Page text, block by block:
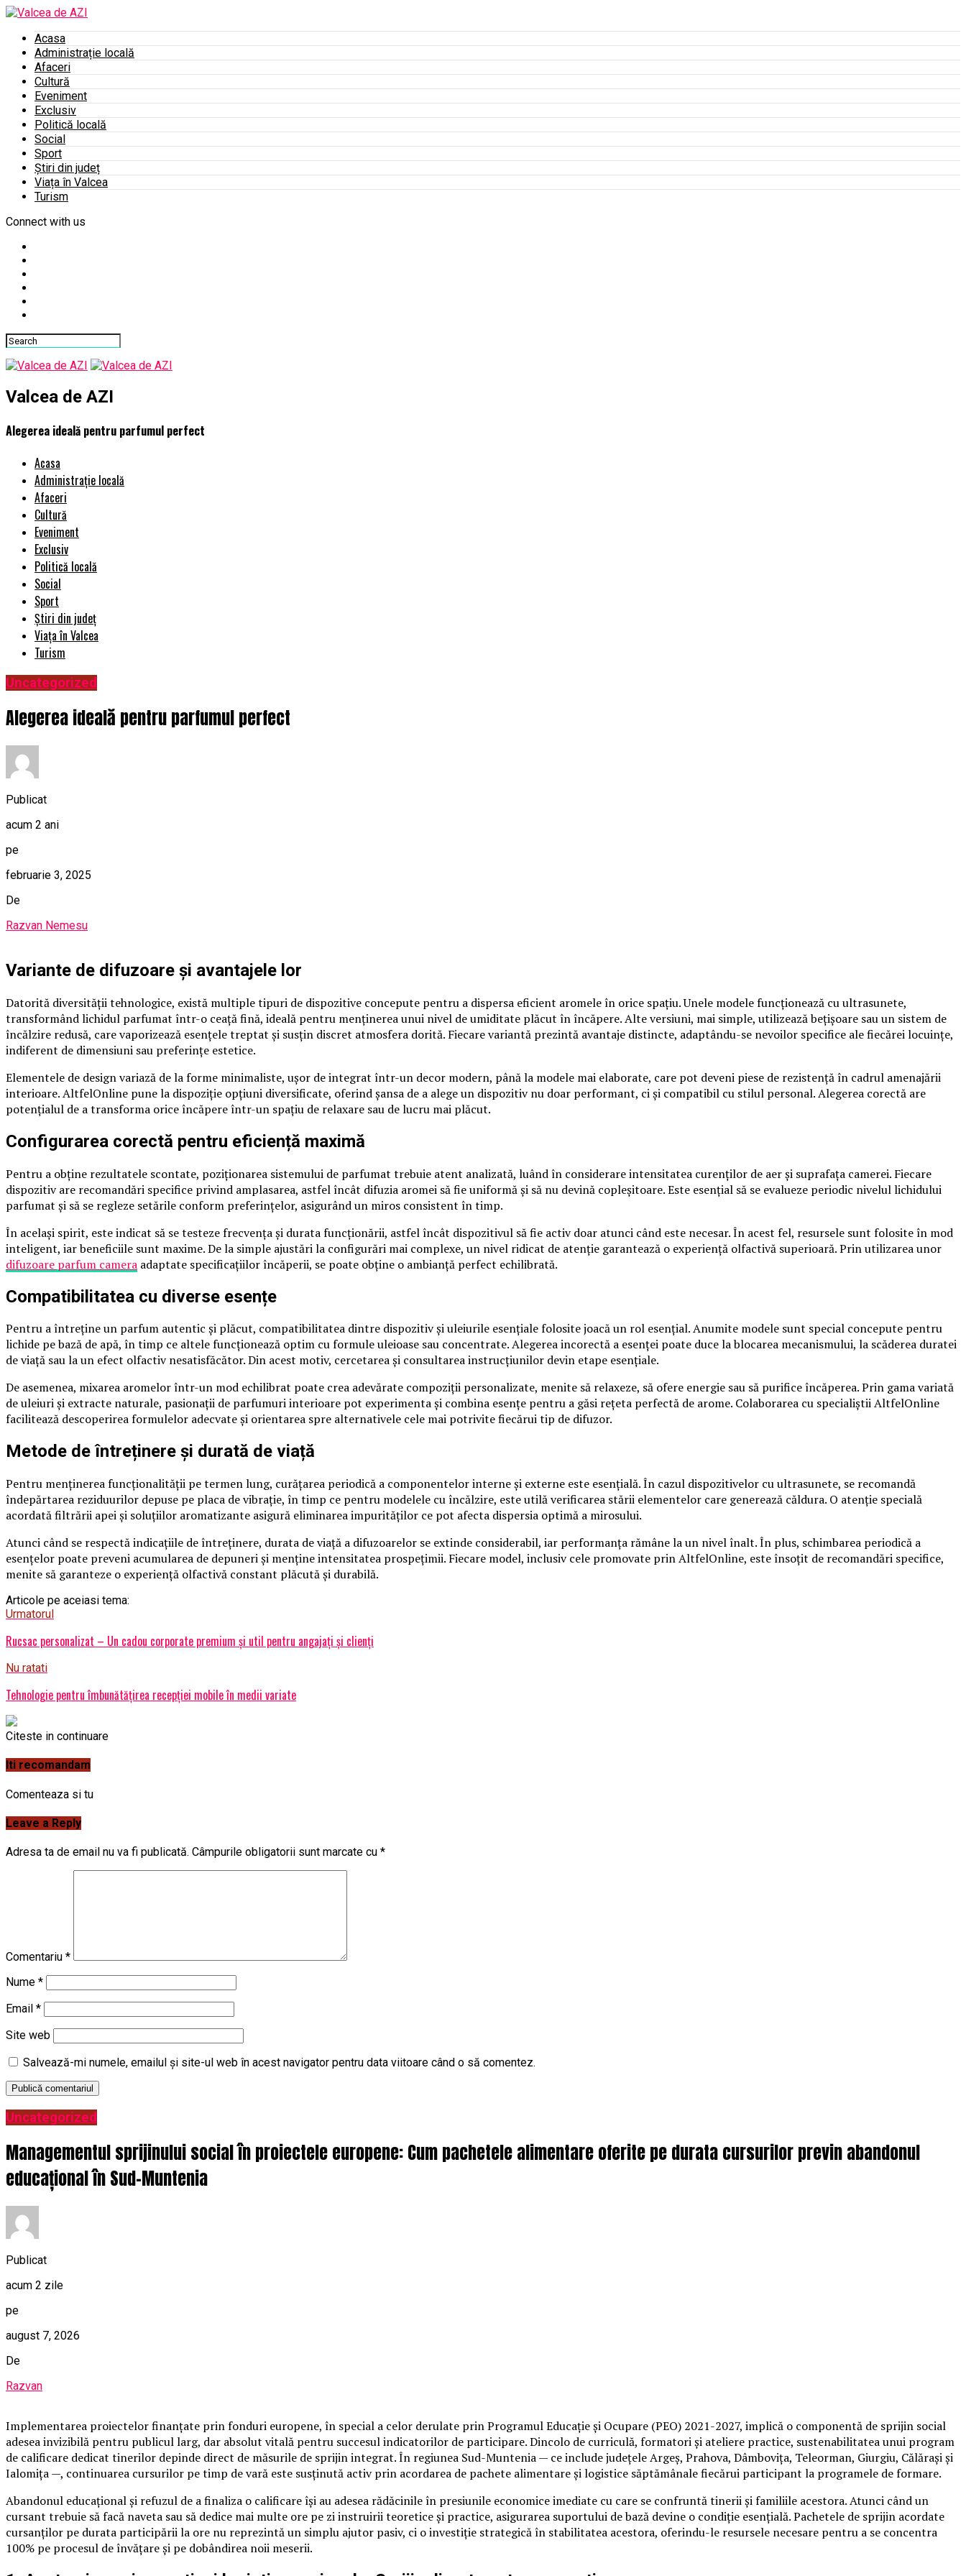
Acasa
Administrație locală
Afaceri
Cultură
Eveniment
Exclusiv
Politică locală
Social
Sport
Știri din județ
Viața în Valcea
Turism
Connect with us
Valcea de AZI
Alegerea ideală pentru parfumul perfect
Acasa
Administrație locală
Afaceri
Cultură
Eveniment
Exclusiv
Politică locală
Social
Sport
Știri din județ
Viața în Valcea
Turism
Uncategorized
Alegerea ideală pentru parfumul perfect
Publicat
acum 2 ani
pe
februarie 3, 2025
De
Razvan Nemesu
Variante de difuzoare și avantajele lor
Datorită diversității tehnologice, există multiple tipuri de dispozitive concepute pentru a dispersa eficient aromele în orice spațiu. Unele modele funcționează cu ultrasunete,
transformând lichidul parfumat într-o ceață fină, ideală pentru menținerea unui nivel de umiditate plăcut în încăpere. Alte versiuni, mai simple, utilizează bețișoare sau un sistem de
încălzire redusă, care vaporizează esențele treptat și susțin discret atmosfera dorită. Fiecare variantă prezintă avantaje distincte, adaptându-se nevoilor specifice ale fiecărei locuințe,
indiferent de dimensiuni sau preferințe estetice.
Elementele de design variază de la forme minimaliste, ușor de integrat într-un decor modern, până la modele mai elaborate, care pot deveni piese de rezistență în cadrul amenajării
interioare. AltfelOnline pune la dispoziție opțiuni diversificate, oferind șansa de a alege un dispozitiv nu doar performant, ci și compatibil cu stilul personal. Alegerea corectă are
potențialul de a transforma orice încăpere într-un spațiu de relaxare sau de lucru mai plăcut.
Configurarea corectă pentru eficiență maximă
Pentru a obține rezultatele scontate, poziționarea sistemului de parfumat trebuie atent analizată, luând în considerare intensitatea curenților de aer și suprafața camerei. Fiecare
dispozitiv are recomandări specifice privind amplasarea, astfel încât difuzia aromei să fie uniformă și să nu devină copleșitoare. Este esențial să se evalueze periodic nivelul lichidului
parfumat și să se regleze setările conform preferințelor, asigurând un miros consistent în timp.
În același spirit, este indicat să se testeze frecvența și durata funcționării, astfel încât dispozitivul să fie activ doar atunci când este necesar. În acest fel, resursele sunt folosite în mod
inteligent, iar beneficiile sunt maxime. De la simple ajustări la configurări mai complexe, un nivel ridicat de atenție garantează o experiență olfactivă superioară. Prin utilizarea unor
difuzoare parfum camera adaptate specificațiilor încăperii, se poate obține o ambianță perfect echilibrată.
Compatibilitatea cu diverse esențe
Pentru a întreține un parfum autentic și plăcut, compatibilitatea dintre dispozitiv și uleiurile esențiale folosite joacă un rol esențial. Anumite modele sunt special concepute pentru
lichide pe bază de apă, în timp ce altele funcționează optim cu formule uleioase sau concentrate. Alegerea incorectă a esenței poate duce la blocarea mecanismului, la scăderea duratei
de viață sau la un efect olfactiv nesatisfăcător. Din acest motiv, cercetarea și consultarea instrucțiunilor devin etape esențiale.
De asemenea, mixarea aromelor într-un mod echilibrat poate crea adevărate compoziții personalizate, menite să relaxeze, să ofere energie sau să purifice încăperea. Prin gama variată
de uleiuri și extracte naturale, pasionații de parfumuri interioare pot experimenta și combina esențe pentru a găsi rețeta perfectă de arome. Colaborarea cu specialiștii AltfelOnline
facilitează descoperirea formulelor adecvate și orientarea spre alternativele cele mai potrivite fiecărui tip de difuzor.
Metode de întreținere și durată de viață
Pentru menținerea funcționalității pe termen lung, curățarea periodică a componentelor interne și externe este esențială. În cazul dispozitivelor cu ultrasunete, se recomandă
îndepărtarea reziduurilor depuse pe placa de vibrație, în timp ce pentru modelele cu încălzire, este utilă verificarea stării elementelor care generează căldura. O atenție specială
acordată filtrării apei și soluțiilor aromatizante asigură eliminarea impurităților ce pot afecta dispersia optimă a mirosului.
Atunci când se respectă indicațiile de întreținere, durata de viață a difuzoarelor se extinde considerabil, iar performanța rămâne la un nivel înalt. În plus, schimbarea periodică a
esențelor poate preveni acumularea de depuneri și menține intensitatea prospețimii. Fiecare model, inclusiv cele promovate prin AltfelOnline, este însoțit de recomandări specifice,
menite să garanteze o experiență olfactivă constant plăcută și durabilă.
Articole pe aceiasi tema:
Urmatorul
Rucsac personalizat – Un cadou corporate premium și util pentru angajați și clienți
Nu ratati
Tehnologie pentru îmbunătățirea recepției mobile în medii variate
Citeste in continuare
Iti recomandam
Comenteaza si tu
Leave a Reply
Adresa ta de email nu va fi publicată. Câmpurile obligatorii sunt marcate cu *
Comentariu *
Nume *
Email *
Site web
Salvează-mi numele, emailul și site-ul web în acest navigator pentru data viitoare când o să comentez.
Uncategorized
Managementul sprijinului social în proiectele europene: Cum pachetele alimentare oferite pe durata cursurilor previn abandonul
educațional în Sud-Muntenia
Publicat
acum 2 zile
pe
august 7, 2026
De
Razvan
Implementarea proiectelor finanțate prin fonduri europene, în special a celor derulate prin Programul Educație și Ocupare (PEO) 2021-2027, implică o componentă de sprijin social
adesea invizibilă pentru publicul larg, dar absolut vitală pentru succesul indicatorilor de participare. Dincolo de curriculă, formatori și ateliere practice, sustenabilitatea unui program
de calificare dedicat tinerilor depinde direct de măsurile de sprijin integrat. În regiunea Sud-Muntenia — ce include județele Argeș, Prahova, Dâmbovița, Teleorman, Giurgiu, Călărași și
Ialomița —, continuarea cursurilor pe timp de vară este susținută activ prin acordarea de pachete alimentare și logistice săptămânale fiecărui participant la programele de formare.
Abandonul educațional și refuzul de a finaliza o calificare își au adesea rădăcinile în presiunile economice imediate cu care se confruntă tinerii și familiile acestora. Atunci când un
cursant trebuie să facă naveta sau să dedice mai multe ore pe zi instruirii teoretice și practice, asigurarea suportului de bază devine o condiție esențială. Pachetele de sprijin acordate
cursanților pe durata participării la ore nu reprezintă un simplu ajutor pasiv, ci o investiție strategică în stabilitatea acestora, oferindu-le resursele necesare pentru a se concentra
100% pe procesul de învățare și pe dobândirea noii meserii.